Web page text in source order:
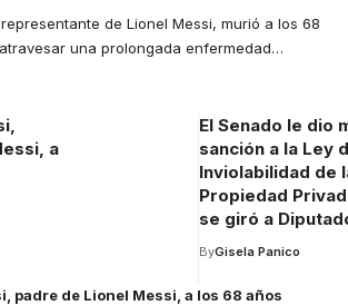
de Lionel Messi, murió a los 68
una prolongada enfermedad…
a
El Senado le dio
sanción a la Ley
Inviolabilidad de
Propiedad
se giró a
ByGisela Panico
padre de Lionel Messi, a los 68 años